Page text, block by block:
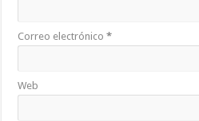
Correo electrónico*
Web